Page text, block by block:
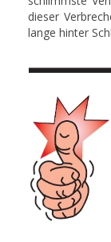
dieser
lange hinter